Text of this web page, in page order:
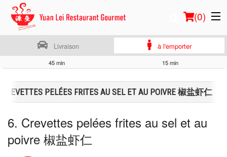
(0)
Emplacement
Français
Connection
Livraison à l'emporter
45 min 15 min
PELÉES FRITES AU SEL ET AU POIVRE 椒盐虾仁
6. Crevettes pelées frites au sel et au
poivre 椒盐虾仁